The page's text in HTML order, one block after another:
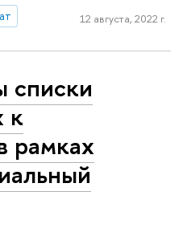
12 августа, 2022 г.
списки
к
рамках